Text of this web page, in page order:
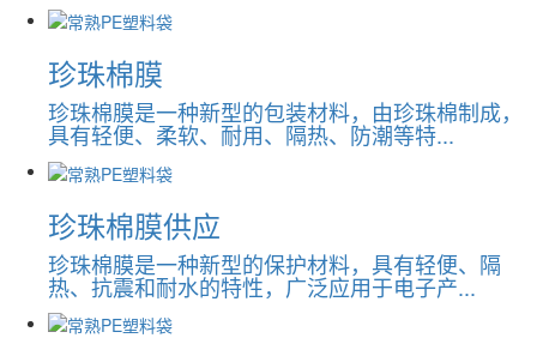
珍珠棉膜
珍珠棉膜是一种新型的包装材料，由珍珠棉制成，
具有轻便、柔软、耐用、隔热、防潮等特...
珍珠棉膜供应
珍珠棉膜是一种新型的保护材料，具有轻便、隔
热、抗震和耐水的特性，广泛应用于电子产...